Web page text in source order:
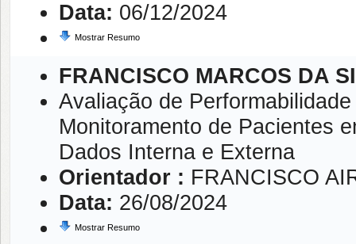
Data: 06/12/2024
Mostrar Resumo
FRANCISCO MARCOS DA
Avaliação de
Monitoramento de Pacientes
Dados Interna e Externa
Orientador : FRANCISCO
Data: 26/08/2024
Mostrar Resumo